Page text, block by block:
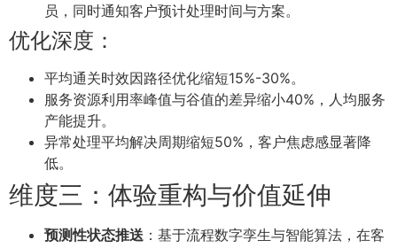
员，同时通知客户预计处理时间与方案。
优化深度：
平均通关时效因路径优化缩短15%-30%。
服务资源利用率峰值与谷值的差异缩小40%，人均服务
产能提升。
异常处理平均解决周期缩短50%，客户焦虑感显著降
低。
维度三：体验重构与价值延伸
预测性状态推送 ：基于流程数字孪生与智能算法，在客